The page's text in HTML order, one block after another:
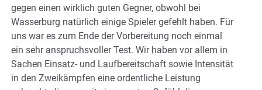
gegen einen wirklich guten Gegner, obwohl bei
Wasserburg natürlich einige Spieler gefehlt haben. Für
uns war es zum Ende der Vorbereitung noch einmal
ein sehr anspruchsvoller Test. Wir haben vor allem in
Sachen Einsatz- und Laufbereitschaft sowie Intensität
in den Zweikämpfen eine ordentliche Leistung